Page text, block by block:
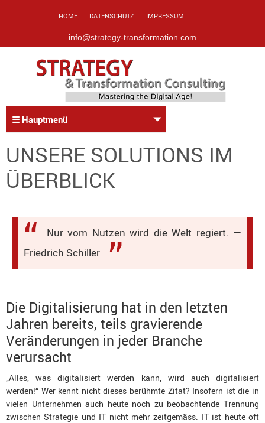
HOME DATENSCHUTZ IMPRESSUM
info@strategy-transformation.com
☰ Hauptmenü
UNSERE SOLUTIONS IM
ÜBERBLICK
Nur vom Nutzen wird die Welt regiert. —
Friedrich Schiller
Die Digitalisierung hat in den letzten
Jahren bereits, teils gravierende
Veränderungen in jeder Branche
verursacht
„Alles, was digitalisiert werden kann, wird auch digitalisiert
werden!“ Wer kennt nicht dieses berühmte Zitat? Insofern ist die in
vielen Unternehmen auch heute noch zu beobachtende Trennung
zwischen Strategie und IT nicht mehr zeitgemäss. IT ist heute oft